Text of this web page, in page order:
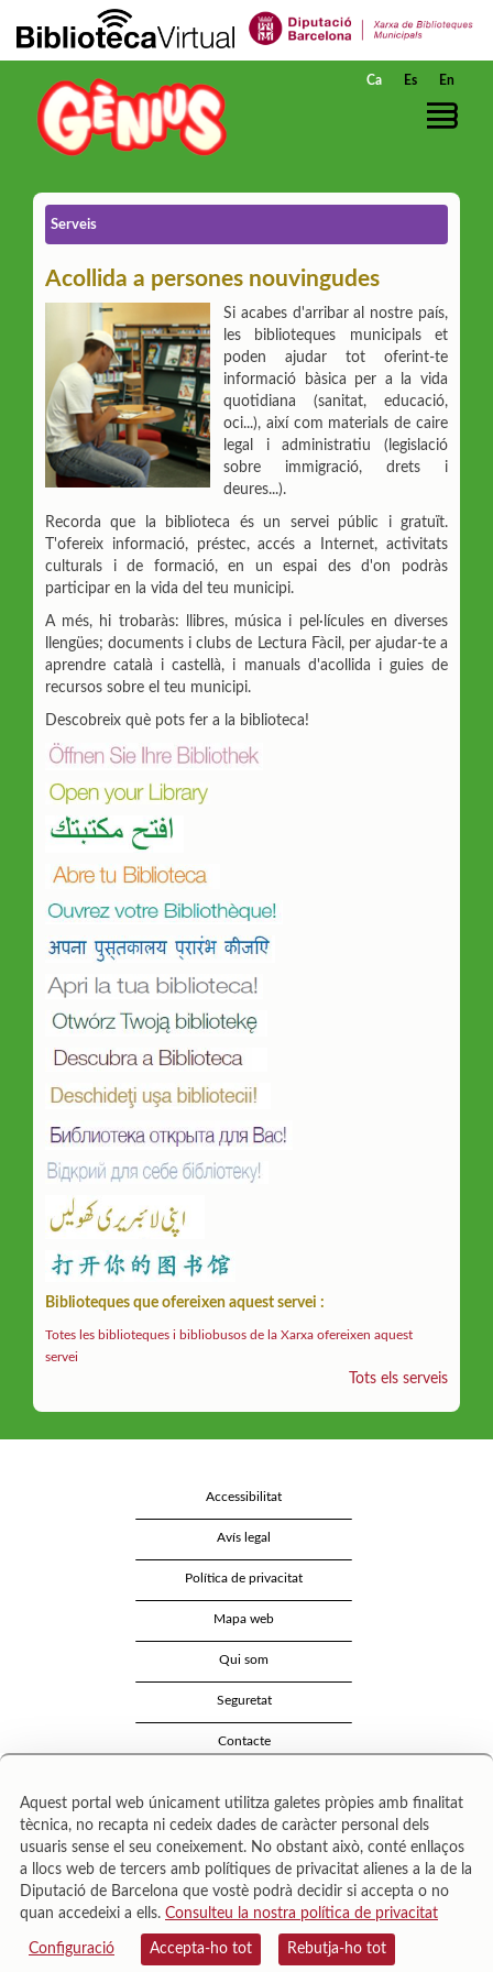
Salta al contingut principal
Ca Es En
Serveis
Acollida a persones nouvingudes
Si acabes d'arribar al nostre país,
les biblioteques municipals et
poden ajudar tot oferint-te
informació bàsica per a la vida
quotidiana (sanitat, educació,
oci...), així com materials de caire
legal i administratiu (legislació
sobre immigració, drets i
deures...).
Recorda que la biblioteca és un servei públic i gratuït.
T'ofereix informació, préstec, accés a Internet, activitats
culturals i de formació, en un espai des d'on podràs
participar en la vida del teu municipi.
A més, hi trobaràs: llibres, música i pel·lícules en diverses
llengües; documents i clubs de Lectura Fàcil, per ajudar-te a
aprendre català i castellà, i manuals d'acollida i guies de
recursos sobre el teu municipi.
Descobreix què pots fer a la biblioteca!
Biblioteques que ofereixen aquest servei :
Totes les biblioteques i bibliobusos de la Xarxa ofereixen aquest
servei
Tots els serveis
Accessibilitat
Avís legal
Política de privacitat
Mapa web
Qui som
Seguretat
Contacte
Área de Cultura – Gerència de Serveis de Biblioteques. Zamora, 73. 08018 Barcelona. Tel:
943 022 222.
© Il·lustracions: Txesco Montalt · Esther Pradell · Agustín Comotto · David Maynar · Pam
Aquest portal web únicament utilitza galetes pròpies amb finalitat
tècnica, no recapta ni cedeix dades de caràcter personal dels
usuaris sense el seu coneixement. No obstant això, conté enllaços
a llocs web de tercers amb polítiques de privacitat alienes a la de la
Diputació de Barcelona que vostè podrà decidir si accepta o no
quan accedeixi a ells. Consulteu la nostra política de privacitat
Configuració Accepta-ho tot Rebutja-ho tot